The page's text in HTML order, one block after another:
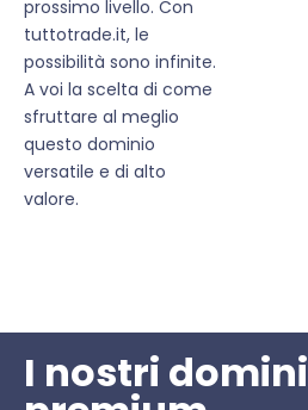
prossimo livello. Con
tuttotrade.it, le
possibilità sono infinite.
A voi la scelta di come
sfruttare al meglio
questo dominio
versatile e di alto
valore.
I nostri domini